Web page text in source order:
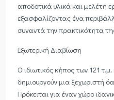
αποδοτικά υλικά και μελέτη
εξασφαλίζοντας ένα
συναντά την πρακτικότητα
Εξωτερική Διαβίωση
Ο ιδιωτικός κήπος των 121
δημιουργούν μια ξεχωριστή
Πρόκειται για έναν χώρο